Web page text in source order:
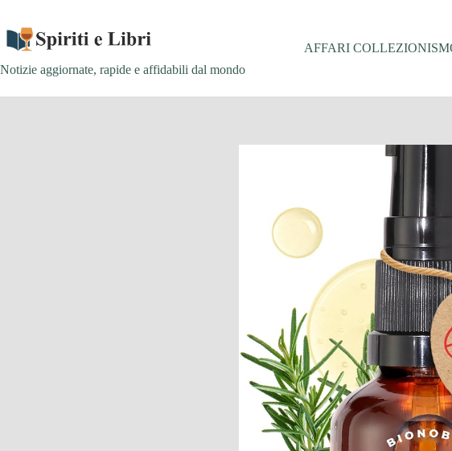
contenuto
Notizie aggiornate, rapide e affidabili dal mondo
AFFARI